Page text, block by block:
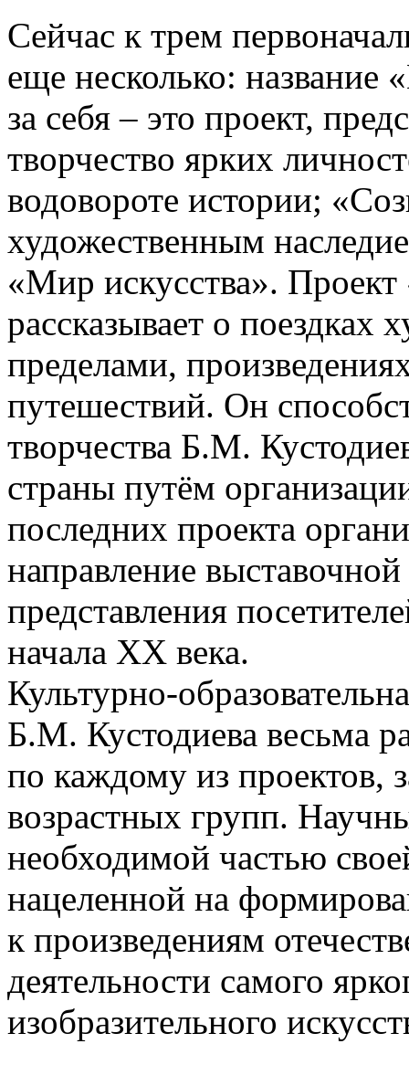
Сейчас к трем
еще несколько: название
за себя – это проект,
творчество ярких
водовороте истории;
художественным
«Мир искусства».
рассказывает о поездках
пределами,
путешествий. Он
творчества Б.М.
страны путём
последних проекта
направление
представления
начала ХХ века.
Культурно-
Б.М. Кустодиева весьма
по каждому из проектов,
возрастных групп.
необходимой частью
нацеленной на
к произведениям
деятельности самого
изобразительного